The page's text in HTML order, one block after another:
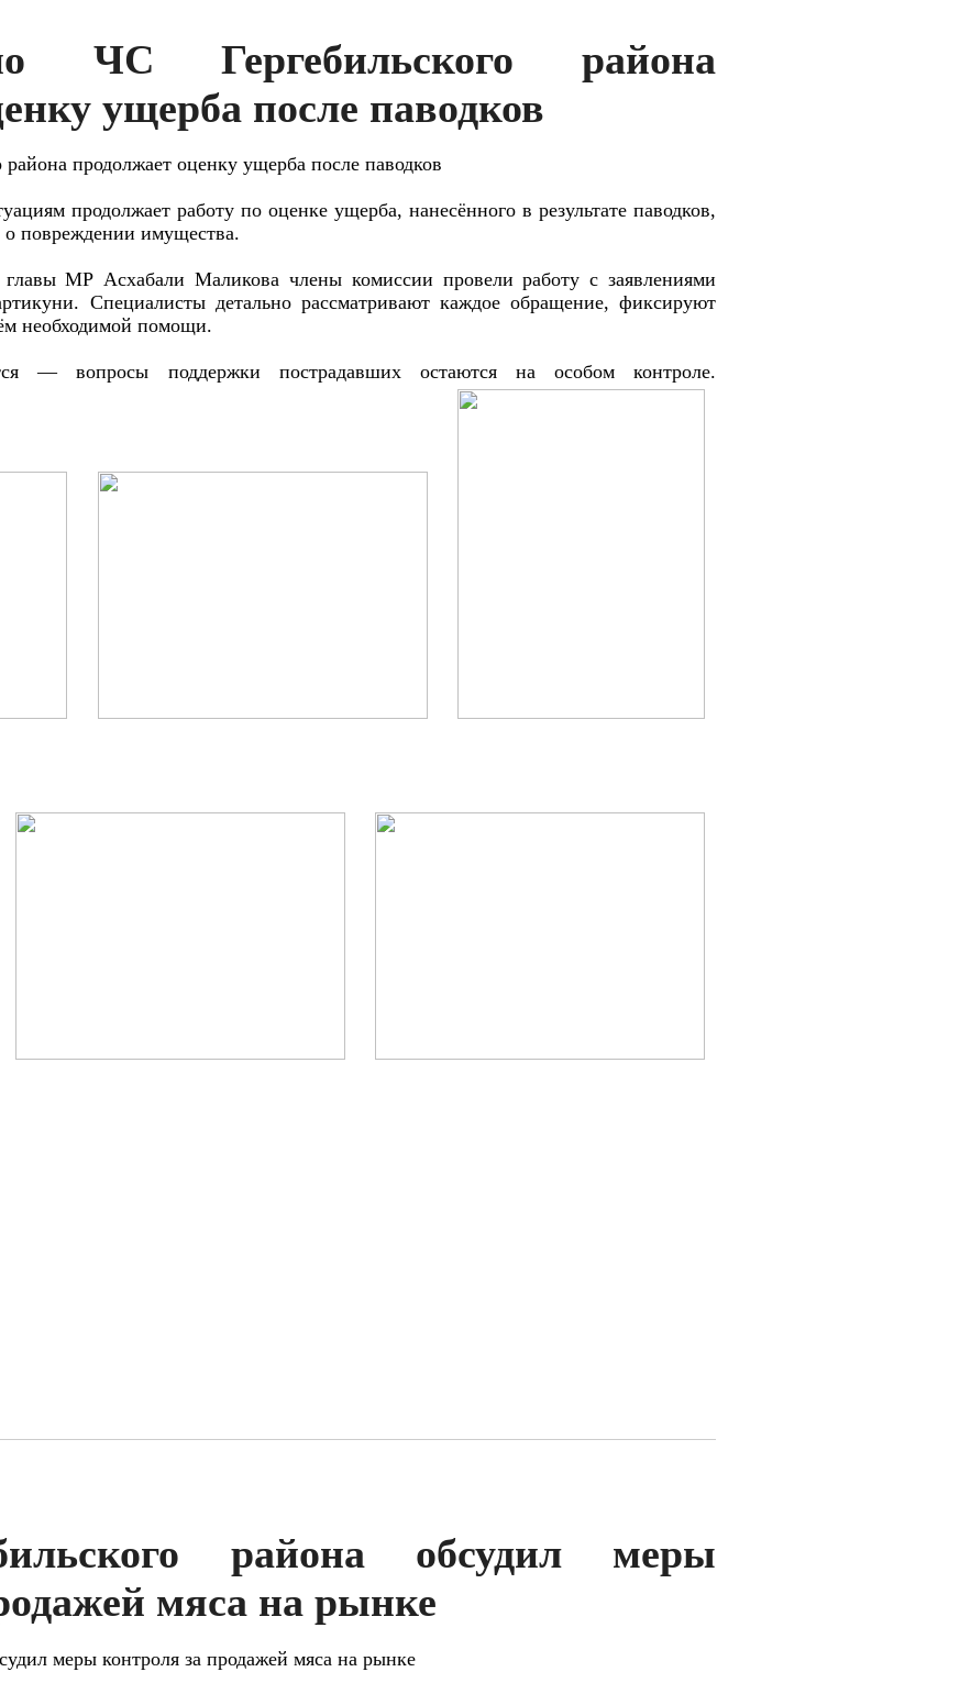
ЧС Гергебильского района
ущерба после паводков
продолжает оценку ущерба после паводков
продолжает работу по оценке ущерба, нанесённого в результате паводков,
о повреждении имущества.
главы МР Асхабали Маликова члены комиссии провели работу с заявлениями
Специалисты детально рассматривают каждое обращение, фиксируют
необходимой помощи.
— вопросы поддержки пострадавших остаются на особом контроле.
района обсудил меры
мяса на рынке
меры контроля за продажей мяса на рынке